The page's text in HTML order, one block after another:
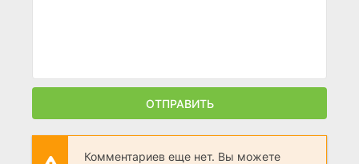
ОТПРАВИТЬ
Комментариев еще нет. Вы можете